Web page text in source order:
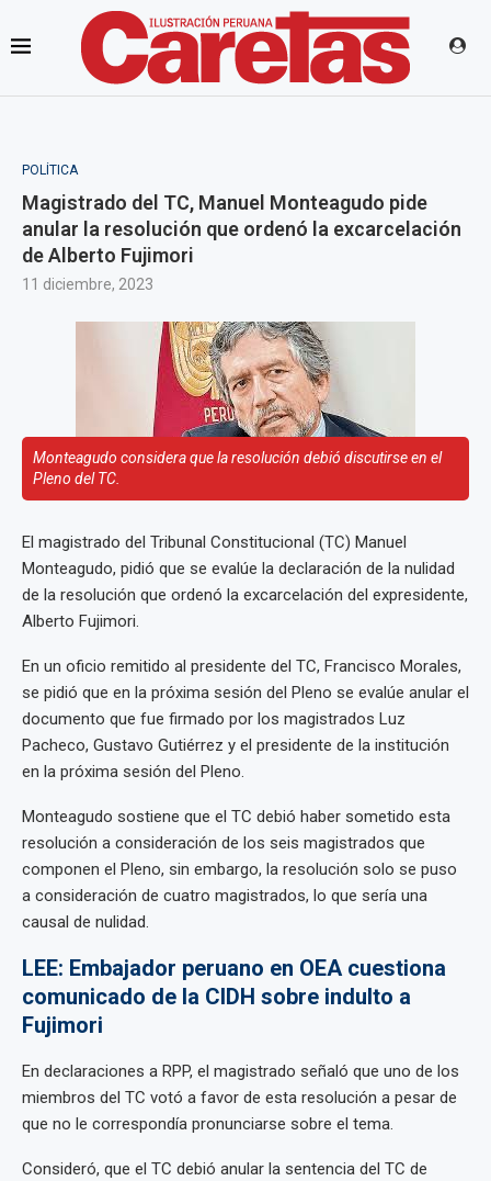
POLÍTICA
Magistrado del TC, Manuel Monteagudo pide
anular la resolución que ordenó la excarcelación
de Alberto Fujimori
11 diciembre, 2023
Monteagudo considera que la resolución debió discutirse en el
Pleno del TC.
El magistrado del Tribunal Constitucional (TC) Manuel
Monteagudo, pidió que se evalúe la declaración de la nulidad
de la resolución que ordenó la excarcelación del expresidente,
Alberto Fujimori.
En un oficio remitido al presidente del TC, Francisco Morales,
se pidió que en la próxima sesión del Pleno se evalúe anular el
documento que fue firmado por los magistrados Luz
Pacheco, Gustavo Gutiérrez y el presidente de la institución
en la próxima sesión del Pleno.
Monteagudo sostiene que el TC debió haber sometido esta
resolución a consideración de los seis magistrados que
componen el Pleno, sin embargo, la resolución solo se puso
a consideración de cuatro magistrados, lo que sería una
causal de nulidad.
LEE: Embajador peruano en OEA cuestiona
comunicado de la CIDH sobre indulto a
Fujimori
En declaraciones a RPP, el magistrado señaló que uno de los
miembros del TC votó a favor de esta resolución a pesar de
que no le correspondía pronunciarse sobre el tema.
Consideró, que el TC debió anular la sentencia del TC de